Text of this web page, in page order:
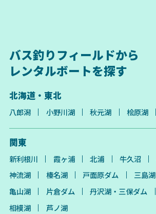
バス釣りフィールドから
レンタルボートを探す
北海道・東北
八郎潟 小野川湖 秋元湖 桧原湖
関東
新利根川 霞ヶ浦 北浦 牛久沼
神流湖
榛名湖 戸面原ダム 三島湖
亀山湖
片倉ダム 丹沢湖・三保ダム
相模湖
芦ノ湖